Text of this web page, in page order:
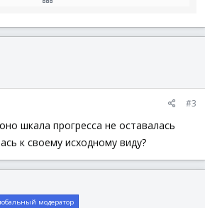
GUICtrlSetState($Button1 , $GUI_ENABLE
#3
шкала прогресса не оставалась
к своему исходному виду?
модератор